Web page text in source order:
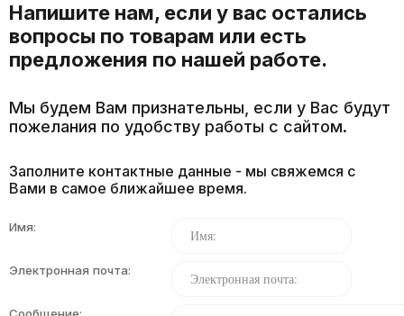
Напишите нам, если у вас остались
вопросы по товарам или есть
предложения по нашей работе.
Мы будем Вам признательны, если у Вас будут
пожелания по удобству работы с сайтом.
Заполните контактные данные - мы свяжемся с
Вами в самое ближайшее время.
Имя:
Электронная почта:
Сообщение: